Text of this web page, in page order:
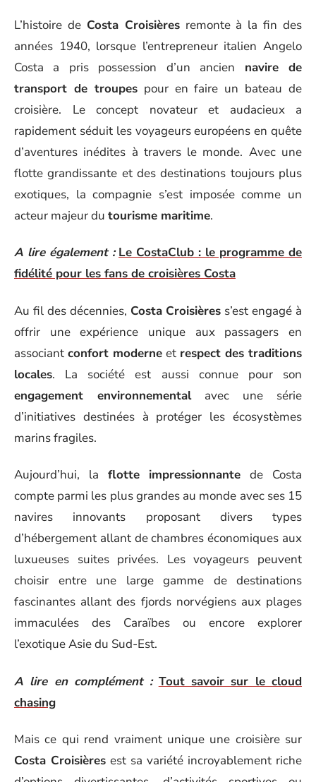
L’histoire de Costa Croisièresremonte à la fin des
années 1940, lorsque l’entrepreneur italien Angelo
Costa a pris possession d’un ancien navire de
transport de troupespour en faire un bateau de
croisière. Le concept novateur et audacieux a
rapidement séduit les voyageurs européens en quête
d’aventures inédites à travers le monde. Avec une
flotte grandissante et des destinations toujours plus
exotiques, la compagnie s’est imposée comme un
acteur majeur du tourisme maritime.
A lire également : Le CostaClub : le programme de
fidélité pour les fans de croisières Costa
Au fil des décennies, Costa Croisières s’est engagé à
offrir une expérience unique aux passagers en
associant confort moderne et respect des traditions
locales. La société est aussi connue pour son
engagement environnementalavec une série
d’initiatives destinées à protéger les écosystèmes
marins fragiles.
Aujourd’hui, la flotte impressionnante de Costa
compte parmi les plus grandes au monde avec ses 15
navires innovants proposant divers types
d’hébergement allant de chambres économiques aux
luxueuses suites privées. Les voyageurs peuvent
choisir entre une large gamme de destinations
fascinantes allant des fjords norvégiens aux plages
immaculées des Caraïbes ou encore explorer
l’exotique Asie du Sud-Est.
A lire en complément : Tout savoir sur le cloud
chasing
Mais ce qui rend vraiment unique une croisière sur
Costa Croisières est sa variété incroyablement riche